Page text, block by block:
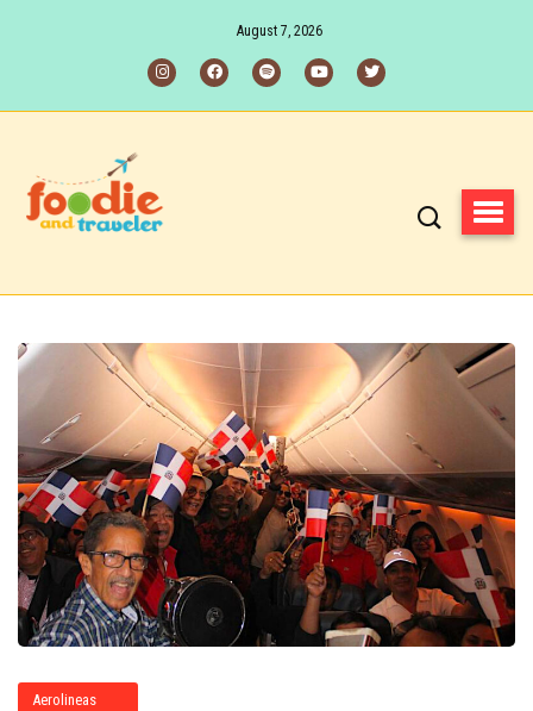
August 7, 2026
Aerolineas